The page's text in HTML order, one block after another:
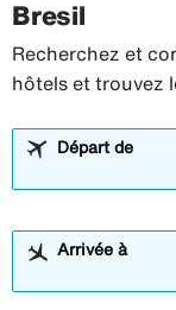
Bresil
Recherchez et
hôtels et trouvez
Départ de
Arrivée à